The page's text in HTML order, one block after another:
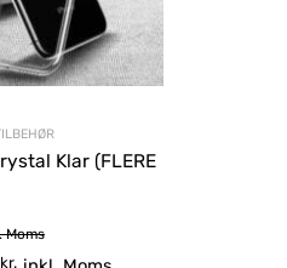
Klar (FLERE
Moms
kr.